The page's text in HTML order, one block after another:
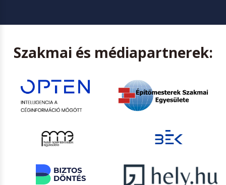
Szakmai és médiapartnerek: